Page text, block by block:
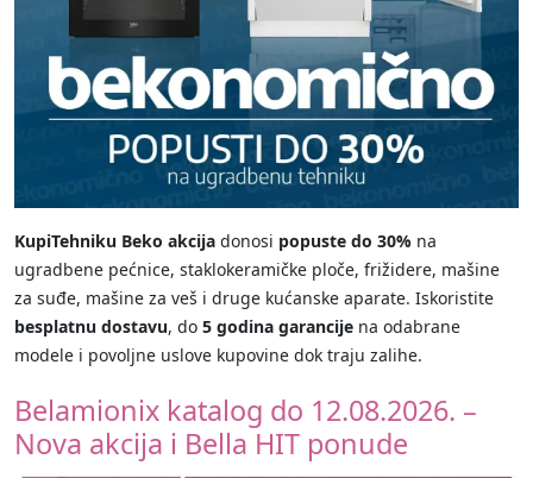
KupiTehniku Beko akcija donosi popuste do 30% na
ugradbene pećnice, staklokeramičke ploče, frižidere, mašine
za suđe, mašine za veš i druge kućanske aparate. Iskoristite
besplatnu dostavu, do 5 godina garancije na odabrane
modele i povoljne uslove kupovine dok traju zalihe.
Belamionix katalog do 12.08.2026. –
Nova akcija i Bella HIT ponude